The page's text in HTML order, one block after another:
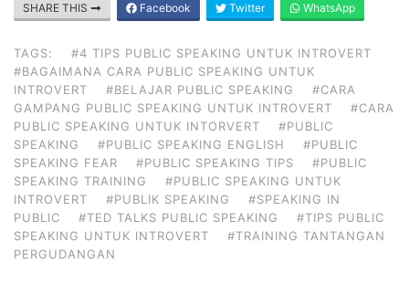
SHARE THIS Facebook Twitter WhatsApp
TAGS:
#4 TIPS PUBLIC SPEAKING UNTUK INTROVERT
#BAGAIMANA CARA PUBLIC SPEAKING UNTUK
INTROVERT
#BELAJAR PUBLIC SPEAKING
#CARA
GAMPANG PUBLIC SPEAKING UNTUK INTROVERT
#CARA
PUBLIC SPEAKING UNTUK INTORVERT
#PUBLIC
SPEAKING
#PUBLIC SPEAKING ENGLISH
#PUBLIC
SPEAKING FEAR
#PUBLIC SPEAKING TIPS
#PUBLIC
SPEAKING TRAINING
#PUBLIC SPEAKING UNTUK
INTROVERT
#PUBLIK SPEAKING
#SPEAKING IN
PUBLIC
#TED TALKS PUBLIC SPEAKING
#TIPS PUBLIC
SPEAKING UNTUK INTROVERT
#TRAINING TANTANGAN
PERGUDANGAN